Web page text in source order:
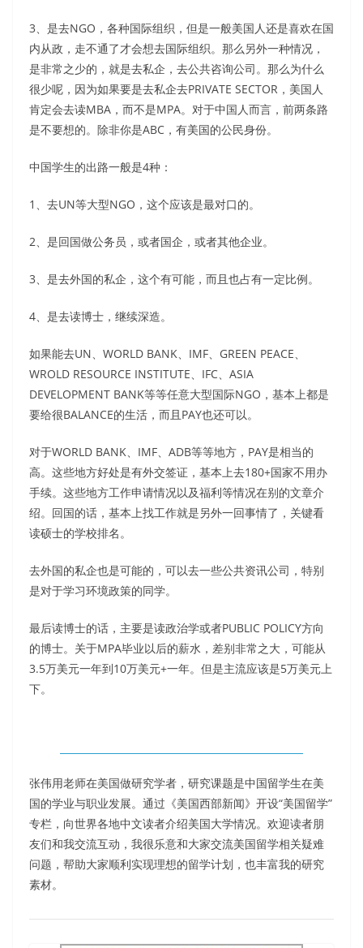
3、是去NGO，各种国际组织，但是一般美国人还是喜欢在国
内从政，走不通了才会想去国际组织。那么另外一种情况，
是非常之少的，就是去私企，去公共咨询公司。那么为什么
很少呢，因为如果要是去私企去PRIVATE SECTOR，美国人
肯定会去读MBA，而不是MPA。对于中国人而言，前两条路
是不要想的。除非你是ABC，有美国的公民身份。
中国学生的出路一般是4种：
1、去UN等大型NGO，这个应该是最对口的。
2、是回国做公务员，或者国企，或者其他企业。
3、是去外国的私企，这个有可能，而且也占有一定比例。
4、是去读博士，继续深造。
如果能去UN、WORLD BANK、IMF、GREEN PEACE、
WROLD RESOURCE INSTITUTE、IFC、ASIA
DEVELOPMENT BANK等等任意大型国际NGO，基本上都是
要给很BALANCE的生活，而且PAY也还可以。
对于WORLD BANK、IMF、ADB等等地方，PAY是相当的
高。这些地方好处是有外交签证，基本上去180+国家不用办
手续。这些地方工作申请情况以及福利等情况在别的文章介
绍。回国的话，基本上找工作就是另外一回事情了，关键看
读硕士的学校排名。
去外国的私企也是可能的，可以去一些公共资讯公司，特别
是对于学习环境政策的同学。
最后读博士的话，主要是读政治学或者PUBLIC POLICY方向
的博士。关于MPA毕业以后的薪水，差别非常之大，可能从
3.5万美元一年到10万美元+一年。但是主流应该是5万美元上
下。
张伟用老师在美国做研究学者，研究课题是中国留学生在美
国的学业与职业发展。通过《美国西部新闻》开设“美国留学”
专栏，向世界各地中文读者介绍美国大学情况。欢迎读者朋
友们和我交流互动，我很乐意和大家交流美国留学相关疑难
问题，帮助大家顺利实现理想的留学计划，也丰富我的研究
素材。